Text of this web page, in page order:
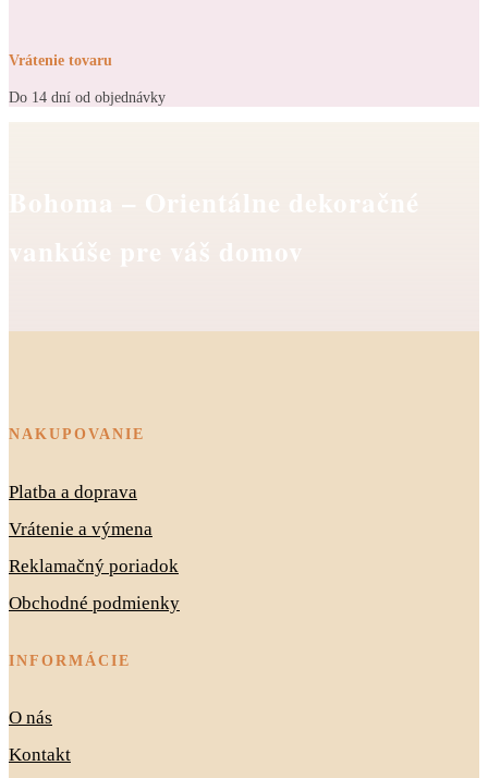
Vrátenie tovaru
Do 14 dní od objednávky
Bohoma – Orientálne dekoračné
vankúše pre váš domov
NAKUPOVANIE
Platba a doprava
Vrátenie a výmena
Reklamačný poriadok
Obchodné podmienky
INFORMÁCIE
O nás
Kontakt